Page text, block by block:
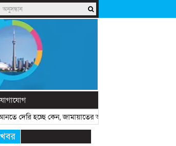
হচ্ছে কেন, জামায়াতের আমিরের প্রশ্ন